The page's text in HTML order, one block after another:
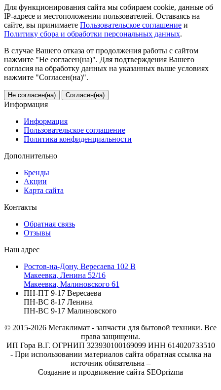
Для функционирования сайта мы собираем cookie, данные об
IP-адресе и местоположении пользователей. Оставаясь на
сайте, вы принимаете Пользовательское соглашение и
Политику сбора и обработки персональных данных.
В случае Вашего отказа от продолжения работы с сайтом
нажмите "Не согласен(на)". Для подтверждения Вашего
согласия на обработку данных на указанных выше условиях
нажмите "Согласен(на)".
Не согласен(на) Согласен(на)
Информация
Информация
Пользовательское соглашение
Политика конфиденциальности
Дополнительно
Бренды
Акции
Карта сайта
Контакты
Обратная связь
Отзывы
Наш адрес
Ростов-на-Дону, Вересаева 102 В
Макеевка, Ленина 52/16
Макеевка, Малиновского 61
ПН-ПТ 9-17 Вересаева
ПН-ВС 8-17 Ленина
ПН-ВС 9-17 Малиновского
© 2015-2026 Мегаклимат - запчасти для бытовой техники. Все
права защищены.
ИП Гора В.Г. ОГРНИП 323930100169099 ИНН 614020733510
- При использовании материалов сайта обратная ссылка на
источник обязательна –
Создание и продвижение сайта SEOprizma